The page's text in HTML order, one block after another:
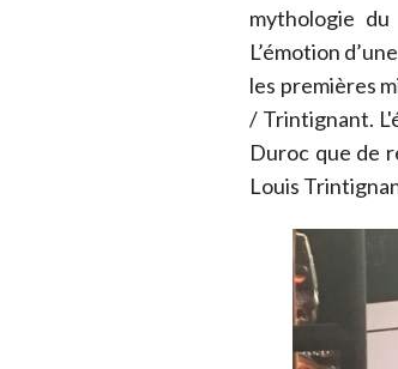
mythologie du
L’émotion
les premières
/ Trintignant.
Duroc que de
Louis